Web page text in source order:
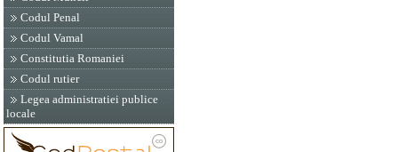
Codul Penal
Codul Vamal
Constitutia Romaniei
Codul rutier
Legea administratiei publice
locale